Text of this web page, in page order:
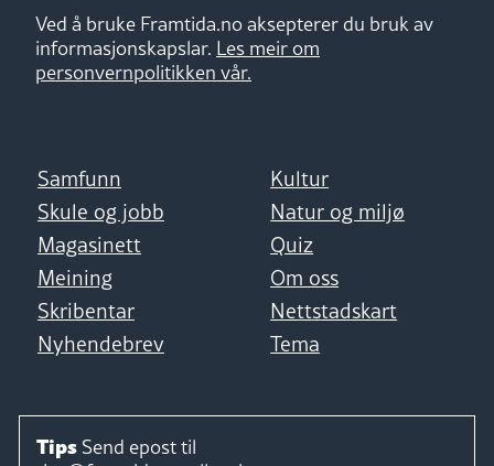
Ved å bruke Framtida.no aksepterer du bruk av
informasjonskapslar. Les meir om
personvernpolitikken vår.
Samfunn
Kultur
Skule og jobb
Natur og miljø
Magasinett
Quiz
Meining
Om oss
Skribentar
Nettstadskart
Nyhendebrev
Tema
Tips Send epost til